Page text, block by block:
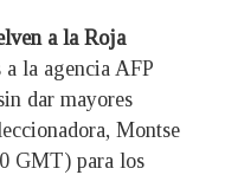
a la Roja
la agencia AFP
dar mayores
Montse
GMT) para los